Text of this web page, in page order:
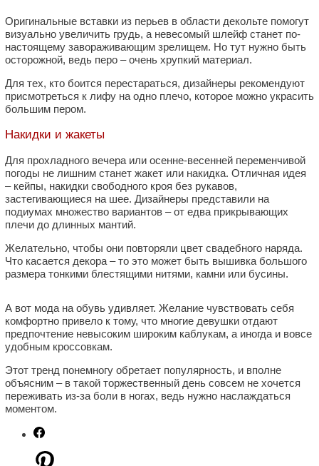
Оригинальные вставки из перьев в области декольте помогут
визуально увеличить грудь, а невесомый шлейф станет по-
настоящему завораживающим зрелищем. Но тут нужно быть
осторожной, ведь перо – очень хрупкий материал.
Для тех, кто боится перестараться, дизайнеры рекомендуют
присмотреться к лифу на одно плечо, которое можно украсить
большим пером.
Накидки и жакеты
Для прохладного вечера или осенне-весенней переменчивой
погоды не лишним станет жакет или накидка. Отличная идея
– кейпы, накидки свободного кроя без рукавов,
застегивающиеся на шее. Дизайнеры представили на
подиумах множество вариантов – от едва прикрывающих
плечи до длинных мантий.
Желательно, чтобы они повторяли цвет свадебного наряда.
Что касается декора – то это может быть вышивка большого
размера тонкими блестящими нитями, камни или бусины.
А вот мода на обувь удивляет. Желание чувствовать себя
комфортно привело к тому, что многие девушки отдают
предпочтение невысоким широким каблукам, а иногда и вовсе
удобным кроссовкам.
Этот тренд понемногу обретает популярность, и вполне
объясним – в такой торжественный день совсем не хочется
переживать из-за боли в ногах, ведь нужно наслаждаться
моментом.